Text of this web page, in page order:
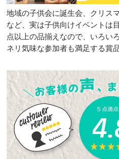
地域の子供会に誕生会、クリス
など、実は子供向けイベントは
点以上の品揃えなので、いろい
ネリ気味な参加者も満足する賞